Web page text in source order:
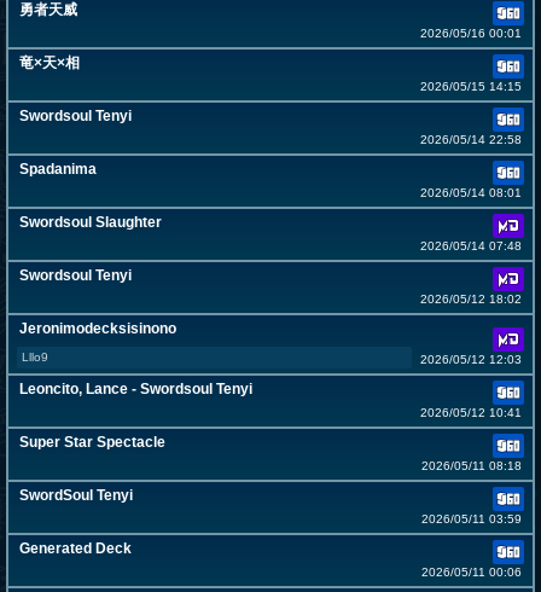
勇者天威
2026/05/16 00:01
竜×天×相
2026/05/15 14:15
Swordsoul Tenyi
2026/05/14 22:58
Spadanima
2026/05/14 08:01
Swordsoul Slaughter
2026/05/14 07:48
Swordsoul Tenyi
2026/05/12 18:02
Jeronimodecksisinono
Lllo9 2026/05/12 12:03
Leoncito, Lance - Swordsoul Tenyi
2026/05/12 10:41
Super Star Spectacle
2026/05/11 08:18
SwordSoul Tenyi
2026/05/11 03:59
Generated Deck
2026/05/11 00:06